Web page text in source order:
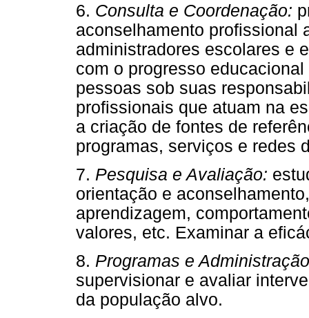
6. Consulta e Coordenação:
aconselhamento profissional
administradores escolares e
com o progresso
pessoas sob suas
profissionais que atuam na
a criação de fontes de
programas, serviços e redes
7. Pesquisa e Avaliação:
orientação e
aprendizagem,
valores, etc. Examinar a
8. Programas e
supervisionar e avaliar
da população alvo.